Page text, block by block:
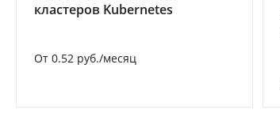
кластеров Kubernetes
От 0.52 руб./месяц